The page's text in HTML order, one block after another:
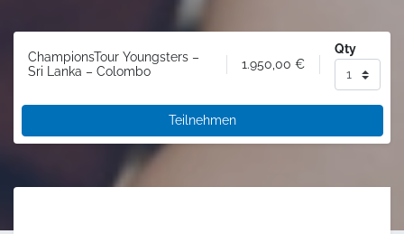
ChampionsTour Youngsters –
Sri Lanka – Colombo
1.950,00 €
Qty
Teilnehmen